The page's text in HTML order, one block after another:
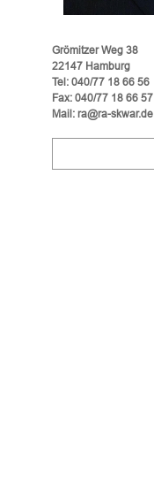
Grömitzer Weg 38
22147 Hamburg
Tel: 040/77 18 66 56
Fax: 040/77 18 66 57
Mail: ra@ra-skwar.de